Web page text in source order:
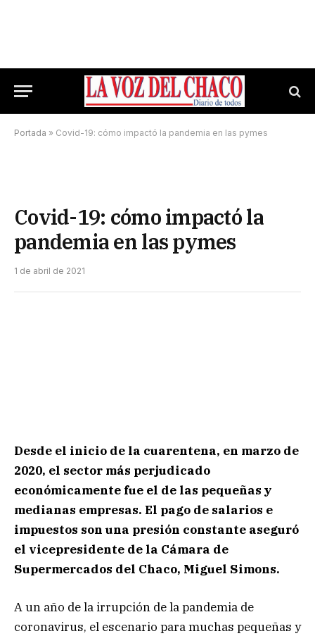
Portada » Covid-19: cómo impactó la pandemia en las pymes
Covid-19: cómo impactó la
pandemia en las pymes
1 de abril de 2021
Desde el inicio de la cuarentena, en marzo de
2020, el sector más perjudicado
económicamente fue el de las pequeñas y
medianas empresas. El pago de salarios e
impuestos son una presión constante aseguró
el vicepresidente de la Cámara de
Supermercados del Chaco, Miguel Simons.
A un año de la irrupción de la pandemia de
coronavirus, el escenario para muchas pequeñas y